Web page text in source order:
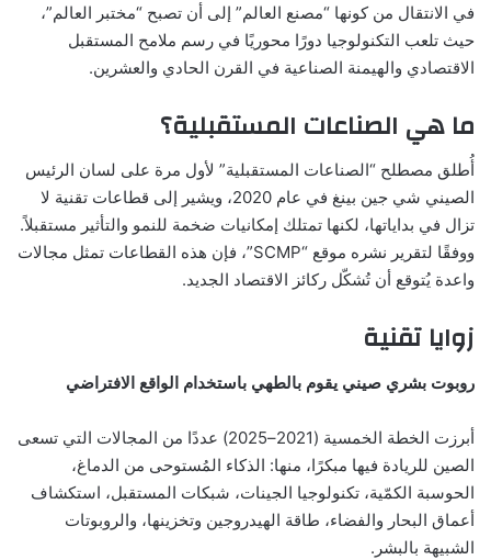
في الانتقال من كونها “مصنع العالم” إلى أن تصبح “مختبر العالم”،
حيث تلعب التكنولوجيا دورًا محوريًا في رسم ملامح المستقبل
الاقتصادي والهيمنة الصناعية في القرن الحادي والعشرين.
ما هي الصناعات المستقبلية؟
أُطلق مصطلح “الصناعات المستقبلية” لأول مرة على لسان الرئيس
الصيني شي جين بينغ في عام 2020، ويشير إلى قطاعات تقنية لا
تزال في بداياتها، لكنها تمتلك إمكانيات ضخمة للنمو والتأثير مستقبلاً.
ووفقًا لتقرير نشره موقع “SCMP”، فإن هذه القطاعات تمثل مجالات
واعدة يُتوقع أن تُشكّل ركائز الاقتصاد الجديد.
زوايا تقنية
روبوت بشري صيني يقوم بالطهي باستخدام الواقع الافتراضي
أبرزت الخطة الخمسية (2021–2025) عددًا من المجالات التي تسعى
الصين للريادة فيها مبكرًا، منها: الذكاء المُستوحى من الدماغ،
الحوسبة الكمّية، تكنولوجيا الجينات، شبكات المستقبل، استكشاف
أعماق البحار والفضاء، طاقة الهيدروجين وتخزينها، والروبوتات
الشبيهة بالبشر.